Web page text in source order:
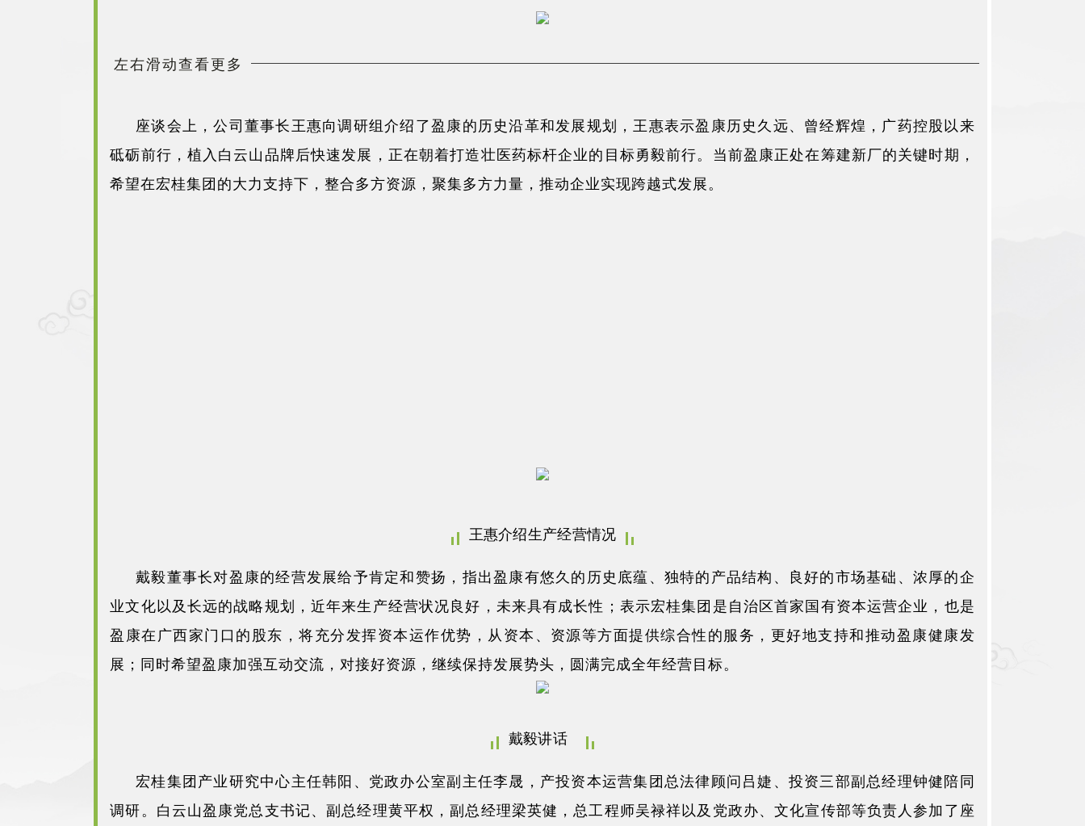
左右滑动查看更多
座谈会上，公司董事长王惠向调研组介绍了盈康的历史沿革和发展规划，王惠表示盈康历史久远、曾经辉煌，广药控股以来
砥砺前行，植入白云山品牌后快速发展，正在朝着打造壮医药标杆企业的目标勇毅前行。当前盈康正处在筹建新厂的关键时期，
希望在宏桂集团的大力支持下，整合多方资源，聚集多方力量，推动企业实现跨越式发展。
王惠介绍生产经营情况
戴毅董事长对盈康的经营发展给予肯定和赞扬，指出盈康有悠久的历史底蕴、独特的产品结构、良好的市场基础、浓厚的企
业文化以及长远的战略规划，近年来生产经营状况良好，未来具有成长性；表示宏桂集团是自治区首家国有资本运营企业，也是
盈康在广西家门口的股东，将充分发挥资本运作优势，从资本、资源等方面提供综合性的服务，更好地支持和推动盈康健康发
展；同时希望盈康加强互动交流，对接好资源，继续保持发展势头，圆满完成全年经营目标。
戴毅讲话
宏桂集团产业研究中心主任韩阳、党政办公室副主任李晟，产投资本运营集团总法律顾问吕婕、投资三部副总经理钟健陪同
调研。白云山盈康党总支书记、副总经理黄平权，副总经理梁英健，总工程师吴禄祥以及党政办、文化宣传部等负责人参加了座